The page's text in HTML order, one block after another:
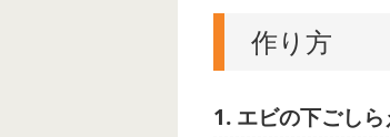
作り方
1. エビの下ごしら